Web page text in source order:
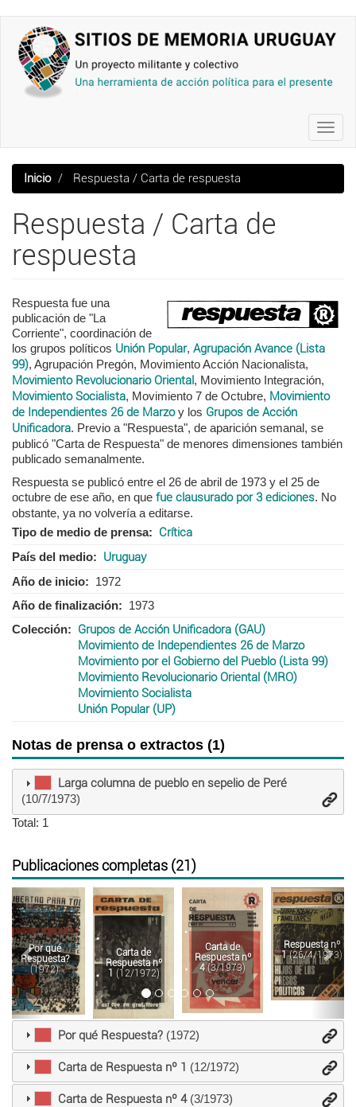
contenido
principal
Inicio Respuesta / Carta de respuesta
Respuesta / Carta de
respuesta
Respuesta fue una
publicación de "La
Corriente", coordinación de
los grupos políticos Unión Popular, Agrupación Avance (Lista
99), Agrupación Pregón, Movimien­to Acción Nacionalista,
Movimiento Revolucionario Oriental, Movimiento Integración,
Movimiento Socialista, Movimiento 7 de Octubre, Movimiento
de Independientes 26 de Marzo y los Grupos de Acción
Unificadora. Previo a "Respuesta", de aparición semanal, se
publicó "Carta de Respuesta" de menores dimensiones también
publicado semanalmente.
Respuesta se publicó entre el 26 de abril de 1973 y el 25 de
octubre de ese año, en que fue clausurado por 3 ediciones. No
obstante, ya no volvería a editarse.
Tipo de medio de prensa
Crítica
País del medio Uruguay
Año de inicio
1972
Año de finalización
1973
Colección
Grupos de Acción Unificadora (GAU)
Movimiento de Independientes 26 de Marzo
Movimiento por el Gobierno del Pueblo (Lista 99)
Movimiento Revolucionario Oriental (MRO)
Movimiento Socialista
Unión Popular (UP)
Notas de prensa o extractos (1)
Larga columna de pueblo en sepelio de Peré
(10/7/1973)
Total: 1
Publicaciones completas (21)
Por qué
Respuesta?
(1972)
Carta de
Respuesta nº
1 (12/1972)
Carta de
Respuesta nº
4(3/1973)
Respuesta nº
1(26/4/1973)
Anterior
Por qué Respuesta?(1972)
Carta de Respuesta nº 1 (12/1972)
Carta de Respuesta nº 4(3/1973)